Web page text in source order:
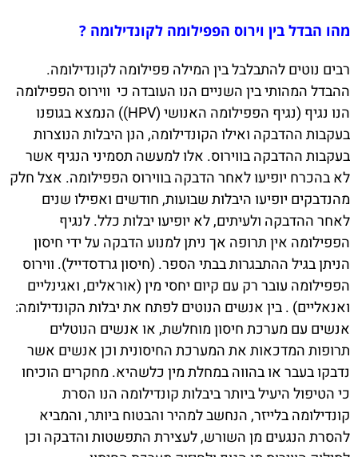
מהו הבדל בין וירוס הפפילומה לקונדילומה ?
רבים נוטים להתבלבל בין המילה פפילומה לקונדילומה.
ההבדל המהותי בין השניים הנו העובדה כי ווירוס הפפילומה
הנו נגיף (נגיף הפפילומה האנושי (HPV)) הנמצא בגופנו
בעקבות ההדבקה ואילו הקונדילומה, הנן היבלות הנוצרות
בעקבות ההדבקה בווירוס. אלו למעשה תסמיני הנגיף אשר
לא בהכרח יופיעו לאחר הדבקה בווירוס הפפילומה. אצל חלק
מהנדבקים יופיעו היבלות שבועות, חודשים ואפילו שנים
לאחר ההדבקה ולעיתים, לא יופיעו יבלות כלל. לנגיף
הפפילומה אין תרופה אך ניתן למנוע הדבקה על ידי חיסון
הניתן בגיל ההתבגרות בבתי הספר. (חיסון גרדסדייל). ווירוס
הפפילומה עובר רק עם קיום יחסי מין (אוראלים, ואגינליים
ואנאליים) . בין אנשים הנוטים לפתח את יבלות הקונדילומה:
אנשים עם מערכת חיסון מוחלשת, או אנשים הנוטלים
תרופות המדכאות את המערכת החיסונית וכן אנשים אשר
נדבקו בעבר או בהווה במחלת מין כלשהיא. מחקרים הוכיחו
כי הטיפול היעיל ביותר ביבלות קונדילומה הנו הסרת
קונדילומה בלייזר, הנחשב למהיר והבטוח ביותר, והמביא
להסרת הנגעים מן השורש, לעצירת התפשטות והדבקה וכן